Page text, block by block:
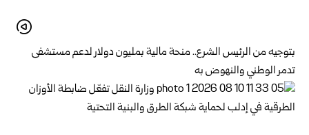
بتوجيه من الرئيس الشرع.. منحة مالية بمليون دولار لدعم ‌‏مستشفى
تدمر الوطني والنهوض به‏